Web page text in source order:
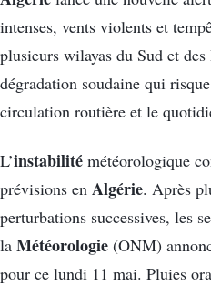
intenses, vents violents et
plusieurs wilayas du Sud et
dégradation soudaine qui
circulation routière et le
L’instabilité météorologique
prévisions en Algérie. Après
perturbations successives, les
la Météorologie (ONM)
pour ce lundi 11 mai. Pluies